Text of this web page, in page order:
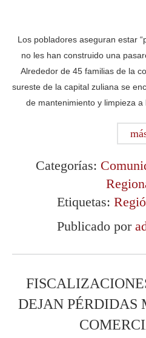
Los pobladores aseguran estar
no les han construido una
Alrededor de 45 familias de la
sureste de la capital zuliana se
de mantenimiento y limpieza
Categorías:
Etiquetas:
Publicado por
DEJAN